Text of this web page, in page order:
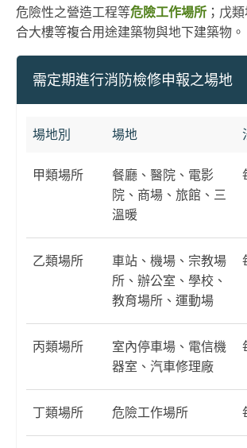
危險性之營造工程等危險工作場所 ；戊
合大樓等複合用途建築物與地下建築物。
需定期進行消防檢修申報之場地
場地別 場地
甲類場所
餐廳、醫院、電影
院、商場、旅館、三
溫暖
乙類場所
車站、機場、宗教場
所、辦公室、學校、
教育場所、運動場
丙類場所
室內停車場、電信機
器室、汽車修理廠
丁類場所 危險工作場所